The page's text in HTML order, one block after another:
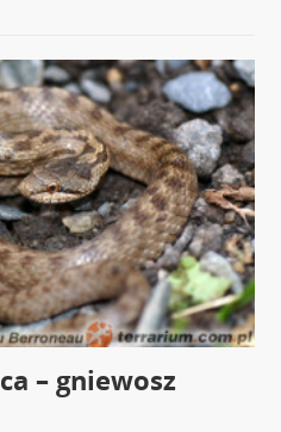
– gniewosz